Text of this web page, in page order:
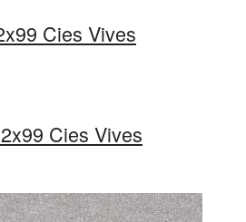
Cies Vives
Cies Vives